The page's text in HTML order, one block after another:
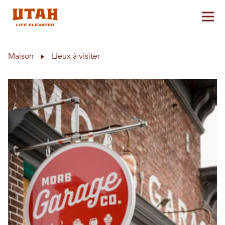
Maison Lieux à visiter